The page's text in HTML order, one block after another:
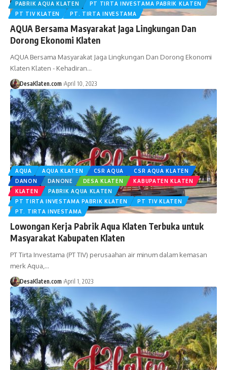
PABRIK AQUA KLATEN
PT TIRTA INVESTAMA PABRIK KLATEN
PT TIV KLATEN
PT. TIRTA INVESTAMA
AQUA Bersama Masyarakat Jaga Lingkungan Dan
Dorong Ekonomi Klaten
AQUA Bersama Masyarakat Jaga Lingkungan Dan Dorong Ekonomi
Klaten Klaten - Kehadiran…
DesaKlaten.com April 10, 2023
AQUA AQUA KLATEN CSR AQUA
CSR AQUA KLATEN
DANON
DANONE DESA KLATEN
KABUPATEN KLATEN
KLATEN
PABRIK AQUA KLATEN
PT TIRTA INVESTAMA PABRIK KLATEN
PT TIV KLATEN
PT. TIRTA INVESTAMA
Lowongan Kerja Pabrik Aqua Klaten Terbuka untuk
Masyarakat Kabupaten Klaten
PT Tirta Investama (PT TIV) perusaahan air minum dalam kemasan
merk Aqua,…
DesaKlaten.com April 1, 2023